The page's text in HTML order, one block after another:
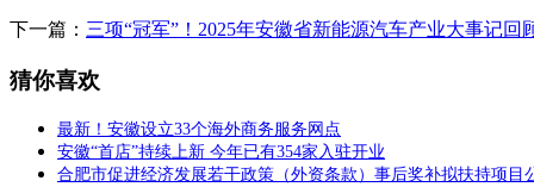
下一篇： 三项“冠军”！2025年安徽省新能源汽车产业大事记回
猜你喜欢
最新！安徽设立33个海外商务服务网点
安徽“首店”持续上新 今年已有354家入驻开业
合肥市促进经济发展若干政策（外资条款）事后奖补拟扶持项目